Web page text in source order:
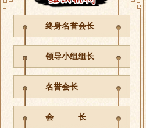
终身名誉会长
领导小组组长
名誉会长
会 长